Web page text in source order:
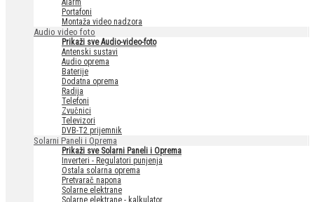
Alarm
Portafoni
Montaža video nadzora
Audio video foto
Prikaži sve Audio-video-foto
Antenski sustavi
Audio oprema
Baterije
Dodatna oprema
Radija
Telefoni
Zvučnici
Televizori
DVB-T2 prijemnik
Solarni Paneli i Oprema
Prikaži sve Solarni Paneli i Oprema
Inverteri - Regulatori punjenja
Ostala solarna oprema
Pretvarač napona
Solarne elektrane
Solarne elektrane - kalkulator